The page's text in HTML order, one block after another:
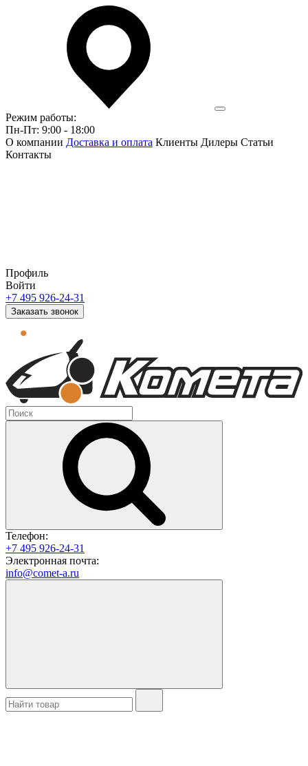
Режим работы:
Пн-Пт: 9:00 - 18:00
О компании Доставка и оплата Клиенты Дилеры Статьи
Контакты
Профиль
Войти
+7 495 926-24-31
Заказать звонок
Телефон:
+7 495 926-24-31
Электронная почта:
info@comet-a.ru